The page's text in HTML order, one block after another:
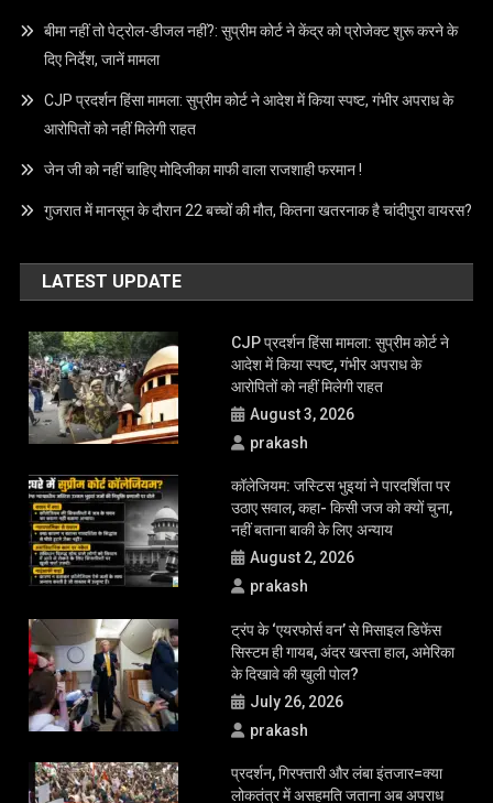
बीमा नहीं तो पेट्रोल-डीजल नहीं?: सुप्रीम कोर्ट ने केंद्र को प्रोजेक्ट शुरू करने के
दिए निर्देश, जानें मामला
CJP प्रदर्शन हिंसा मामला: सुप्रीम कोर्ट ने आदेश में किया स्पष्ट, गंभीर अपराध के
आरोपितों को नहीं मिलेगी राहत
जेन जी को नहीं चाहिए मोदिजीका माफी वाला राजशाही फरमान !
गुजरात में मानसून के दौरान 22 बच्चों की मौत, कितना खतरनाक है चांदीपुरा वायरस?
LATEST UPDATE
CJP प्रदर्शन हिंसा मामला: सुप्रीम कोर्ट ने
आदेश में किया स्पष्ट, गंभीर अपराध के
आरोपितों को नहीं मिलेगी राहत
August 3, 2026
prakash
कॉलेजियम: जस्टिस भुइयां ने पारदर्शिता पर
उठाए सवाल, कहा- किसी जज को क्यों चुना,
नहीं बताना बाकी के लिए अन्याय
August 2, 2026
prakash
ट्रंप के ‘एयरफोर्स वन’ से मिसाइल डिफेंस
सिस्टम ही गायब, अंदर खस्ता हाल, अमेरिका
के दिखावे की खुली पोल?
July 26, 2026
prakash
प्रदर्शन, गिरफ्तारी और लंबा इंतजार=क्या
लोकतंत्र में असहमति जताना अब अपराध